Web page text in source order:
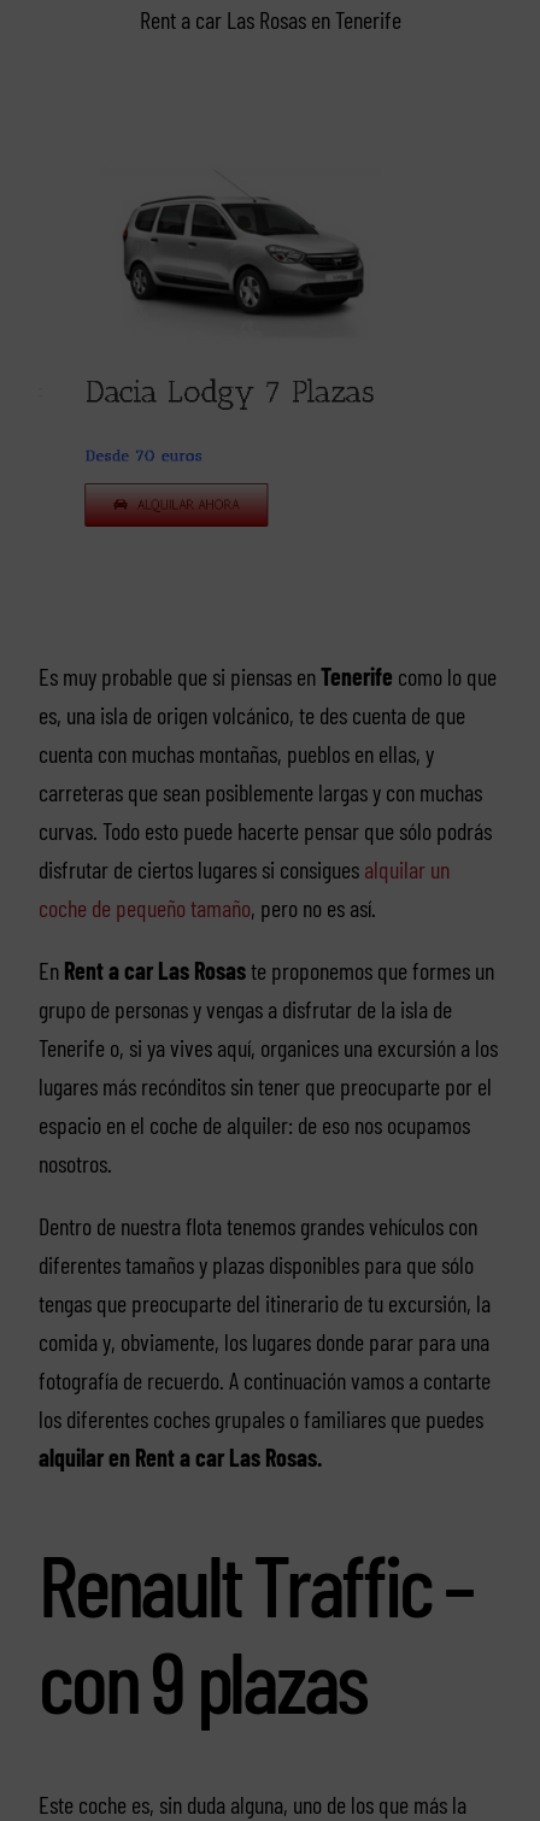
Rent a car Las Rosas en Tenerife
Es muy probable que si piensas enTenerife como lo que
es, una isla de origen volcánico, te des cuenta de que
cuenta con muchas montañas, pueblos en ellas, y
carreteras que sean posiblemente largas y con muchas
curvas. Todo esto puede hacerte pensar que sólo podrás
disfrutar de ciertos lugares si consiguesalquilar un
coche de pequeño tamaño, pero no es así.
En Rent a car Las Rosaste proponemos que formes un
grupo de personas y vengas a disfrutar de la isla de
Tenerife o, si ya vives aquí, organices una excursión a los
lugares más recónditos sin tener que preocuparte por el
espacio en el coche de alquiler: de eso nos ocupamos
nosotros.
Dentro de nuestra flota tenemos grandes vehículos con
diferentes tamaños y plazas disponibles para que sólo
tengas que preocuparte del itinerario de tu excursión, la
comida y, obviamente, los lugares donde parar para una
fotografía de recuerdo. A continuación vamos a contarte
los diferentes coches grupales o familiares que puedes
alquilar en Rent a car Las Rosas.
Renault Traffic –
con 9 plazas
Este coche es, sin duda alguna, uno de los que más la